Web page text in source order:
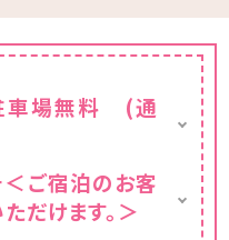
車場無料 (通
円/1泊）
ご宿泊のお客
だけます。＞